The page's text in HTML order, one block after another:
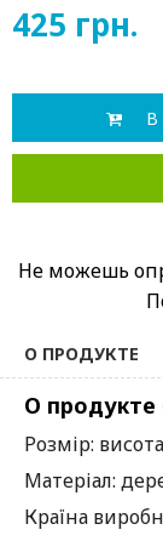
425 грн.
В
Не можешь
О ПРОДУКТЕ
О продукте
Розмір:
Матеріал:
Країна